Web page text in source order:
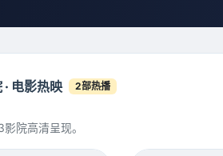
电影热映 2部热播
院高清呈现。